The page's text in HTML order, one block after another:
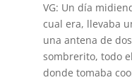
VG: Un día
cual era, llevaba
una antena de
sombrerito, todo
donde tomaba